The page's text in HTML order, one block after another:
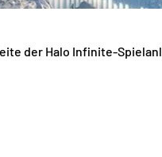
der Halo Infinite-